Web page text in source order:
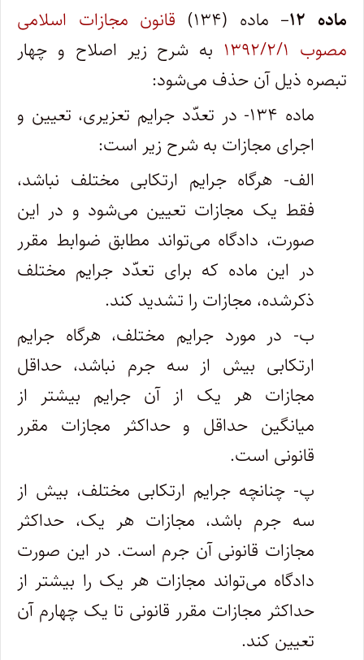
ماده ۱۲
– ماده (۱۳۴)
قانون مجازات اسلامی
مصوب ۱۳۹۲/۲/۱
به شرح زیر اصلاح و چهار
تبصره ذیل آن حذف می‌شود:
ماده ۱۳۴- در تعدّد جرایم تعزیری، تعیین و
اجرای مجازات به شرح زیر است:
الف- هرگاه جرایم ارتکابی مختلف نباشد،
فقط یک مجازات تعیین می‌شود و در این
صورت، دادگاه می‌تواند مطابق ضوابط مقرر
در این ماده که برای تعدّد جرایم مختلف
ذکرشده، مجازات را تشدید کند.
ب- در مورد جرایم مختلف، هرگاه جرایم
ارتکابی بیش از سه جرم نباشد، حداقل
مجازات هر یک از آن جرایم بیشتر از
میانگین حداقل و حداکثر مجازات مقرر
قانونی است.
پ- چنانچه جرایم ارتکابی مختلف، بیش از
سه جرم باشد، مجازات هر یک، حداکثر
مجازات قانونی آن جرم است. در این صورت
دادگاه می‌تواند مجازات هر یک را بیشتر از
حداکثر مجازات مقرر قانونی تا یک چهارم آن
تعیین کند.